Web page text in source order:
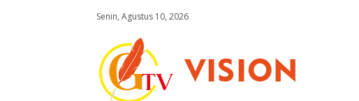
Senin, Agustus 10, 2026